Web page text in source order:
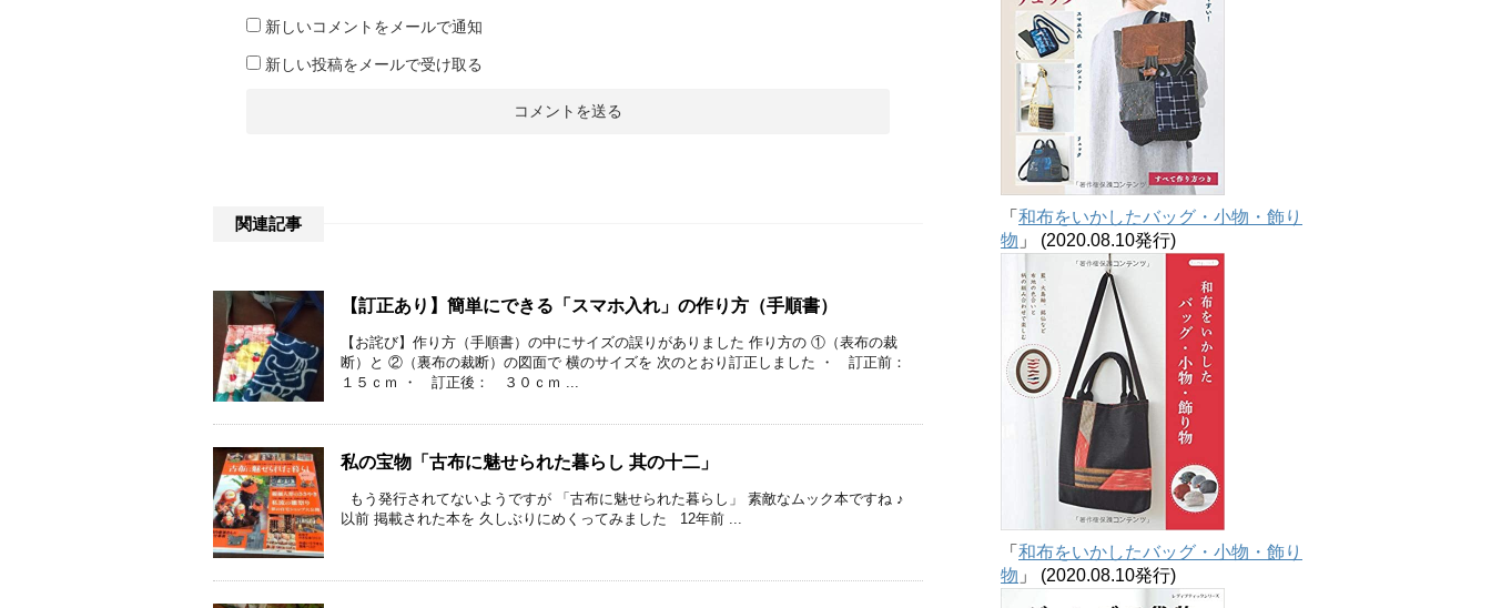
新しいコメントをメールで通知
新しい投稿をメールで受け取る
関連記事
【訂正あり】簡単にできる「スマホ入れ」の作り方（手順書）
【お詫び】作り方（手順書）の中にサイズの誤りがありました 作り方の ①（表布の裁
断）と ②（裏布の裁断）の図面で 横のサイズを 次のとおり訂正しました ・ 訂正前：
１５ｃｍ ・ 訂正後： ３０ｃｍ ...
私の宝物「古布に魅せられた暮らし 其の十二」
もう発行されてないようですが 「古布に魅せられた暮らし」 素敵なムック本ですね ♪
以前 掲載された本を 久しぶりにめくってみました 12年前 ...
「 和布をいかしたバッグ・小物・飾り
物 」 (2020.08.10発行)
「 和布をいかしたバッグ・小物・飾り
物 」 (2020.08.10発行)